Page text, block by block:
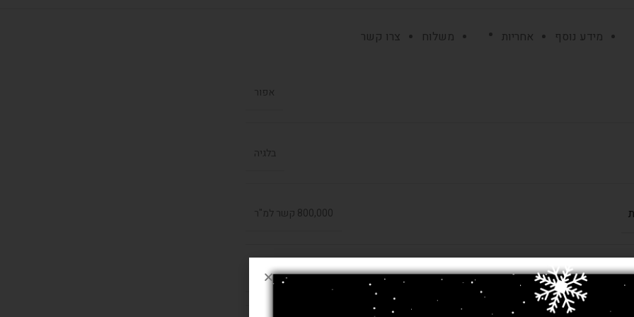
מידע נוסף אחריות משלוח צרו קשר
אפור
בלגיה
800,000 קשר למ"ר
כותנה בשילוב היט סט